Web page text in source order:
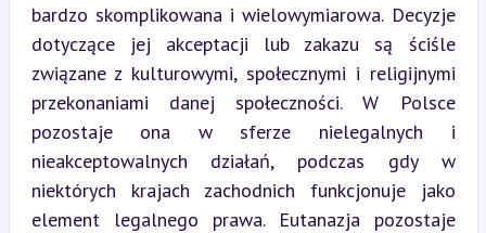
bardzo skomplikowana i wielowymiarowa. Decyzje
dotyczące jej akceptacji lub zakazu są ściśle
związane z kulturowymi, społecznymi i religijnymi
przekonaniami danej społeczności. W Polsce
pozostaje ona w sferze nielegalnych i
nieakceptowalnych działań, podczas gdy w
niektórych krajach zachodnich funkcjonuje jako
element legalnego prawa. Eutanazja pozostaje